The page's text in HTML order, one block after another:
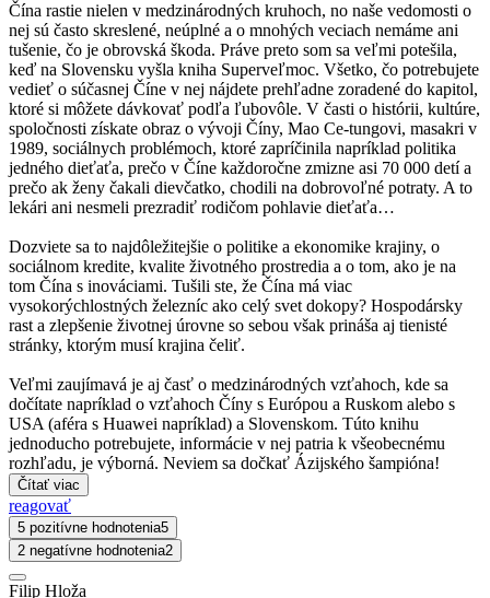
Čína rastie nielen v medzinárodných kruhoch, no naše vedomosti o
nej sú často skreslené, neúplné a o mnohých veciach nemáme ani
tušenie, čo je obrovská škoda. Práve preto som sa veľmi potešila,
keď na Slovensku vyšla kniha Superveľmoc. Všetko, čo potrebujete
vedieť o súčasnej Číne v nej nájdete prehľadne zoradené do kapitol,
ktoré si môžete dávkovať podľa ľubovôle. V časti o histórii, kultúre,
spoločnosti získate obraz o vývoji Číny, Mao Ce-tungovi, masakri v
1989, sociálnych problémoch, ktoré zapríčinila napríklad politika
jedného dieťaťa, prečo v Číne každoročne zmizne asi 70 000 detí a
prečo ak ženy čakali dievčatko, chodili na dobrovoľné potraty. A to
lekári ani nesmeli prezradiť rodičom pohlavie dieťaťa…
Dozviete sa to najdôležitejšie o politike a ekonomike krajiny, o
sociálnom kredite, kvalite životného prostredia a o tom, ako je na
tom Čína s inováciami. Tušili ste, že Čína má viac
vysokorýchlostných železníc ako celý svet dokopy? Hospodársky
rast a zlepšenie životnej úrovne so sebou však prináša aj tienisté
stránky, ktorým musí krajina čeliť.
Veľmi zaujímavá je aj časť o medzinárodných vzťahoch, kde sa
dočítate napríklad o vzťahoch Číny s Európou a Ruskom alebo s
USA (aféra s Huawei napríklad) a Slovenskom. Túto knihu
jednoducho potrebujete, informácie v nej patria k všeobecnému
rozhľadu, je výborná. Neviem sa dočkať Ázijského šampióna!
Čítať viac
reagovať
5 pozitívne hodnotenia5
2 negatívne hodnotenia2
Filip Hloža